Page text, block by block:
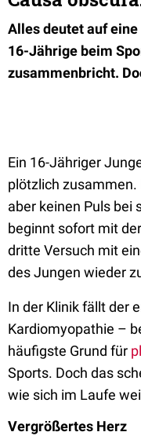
Alles deutet auf
16-Jährige beim
zusammenbricht.
Ein 16-Jähriger
plötzlich zusammen.
aber keinen Puls bei
beginnt sofort mit der
dritte Versuch mit
des Jungen wieder
In der Klinik fällt der
Kardiomyopathie –
häufigste Grund für
Sports. Doch das
wie sich im Laufe
Vergrößertes Herz